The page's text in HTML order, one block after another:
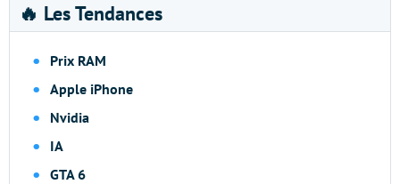
🔥 Les Tendances
Prix RAM
Apple iPhone
Nvidia
IA
GTA 6